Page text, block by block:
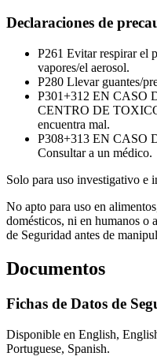
Declaraciones de
P261 Evitar respirar el
vapores/el aerosol.
P280 Llevar guantes/
P301+312 EN CASO
CENTRO DE
encuentra mal.
P308+313 EN CASO
Consultar a un médico.
Solo para uso investigativo e
No apto para uso en
domésticos, ni en humanos o
de Seguridad antes de
Documentos
Fichas de Datos de
Disponible en English,
Portuguese, Spanish.